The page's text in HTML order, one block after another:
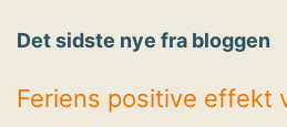
Det sidste nye fra bloggen
Feriens positive effekt